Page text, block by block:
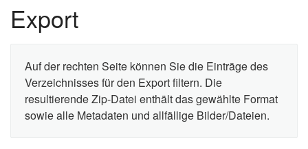
Export
Auf der rechten Seite können Sie die Einträge des
Verzeichnisses für den Export filtern. Die
resultierende Zip-Datei enthält das gewählte Format
sowie alle Metadaten und allfällige Bilder/Dateien.